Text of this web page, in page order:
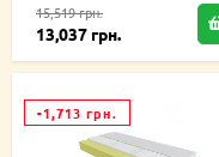
15,519 грн.
13,037 грн.
-1,713 грн.